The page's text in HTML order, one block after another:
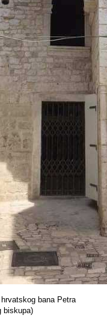
bana Petra
biskupa)